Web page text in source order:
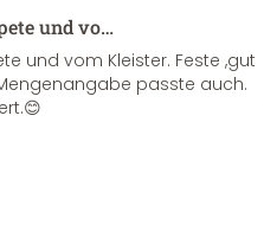
und vo…
und vom Kleister. Feste ,gut
passte auch.